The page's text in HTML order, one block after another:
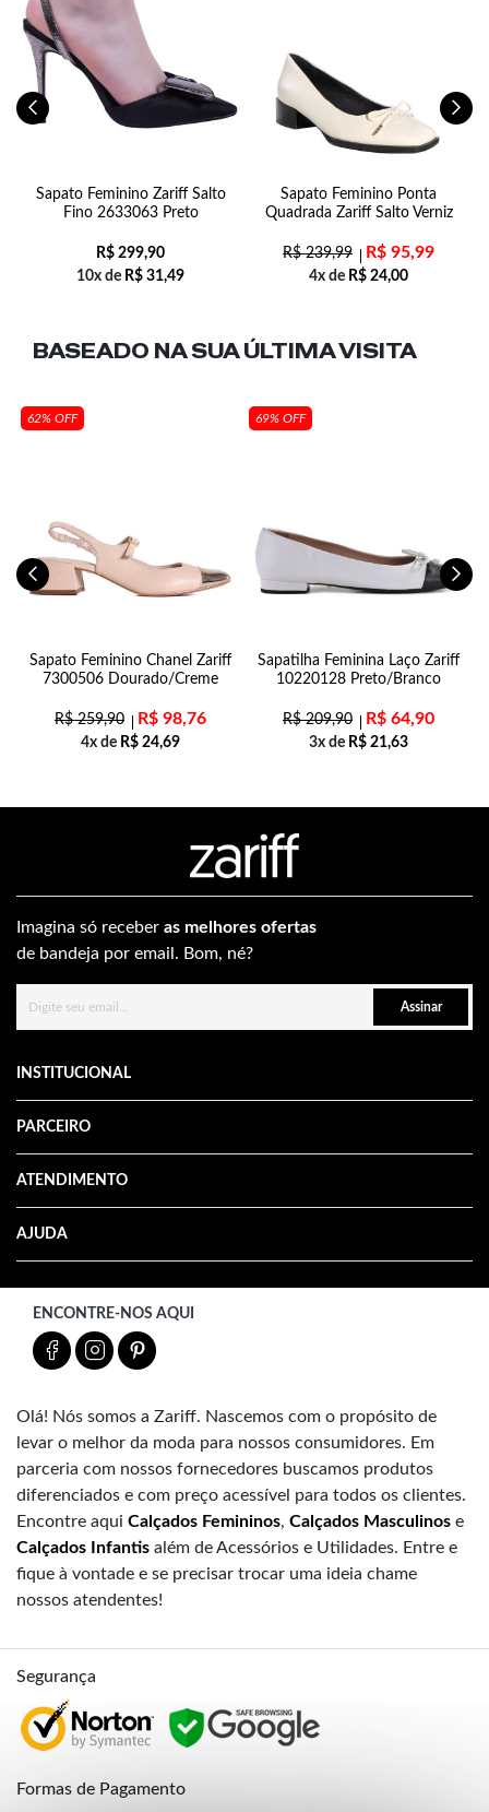
Sapato Feminino Zariff Salto
Fino 2633063 Preto
R$ 299,90
10x de R$ 31,49
Sapato Feminino Ponta
Quadrada Zariff Salto Verniz
R$239,99 R$ 95,99
4x de R$ 24,00
BASEADO NA SUAÚLTIMA VISITA
62% OFF
Sapato Feminino Chanel Zariff
7300506 Dourado/Creme
R$259,90 R$ 98,76
4x de R$ 24,69
69% OFF
Sapatilha Feminina Laço Zariff
10220128 Preto/Branco
R$209,90 R$ 64,90
3x de R$ 21,63
Imagina só receber as melhores ofertas
de bandeja por email. Bom, né?
Assinar
INSTITUCIONAL
PARCEIRO
ATENDIMENTO
AJUDA
ENCONTRE-NOS AQUI
Olá! Nós somos a Zariff. Nascemos com o propósito de
levar o melhor da moda para nossos consumidores. Em
parceria com nossos fornecedores buscamos produtos
diferenciados e com preço acessível para todos os clientes.
Encontre aqui Calçados Femininos, Calçados Masculinos e
Calçados Infantis além de Acessórios e Utilidades. Entre e
fique à vontade e se precisar trocar uma ideia chame
nossos atendentes!
Segurança
Formas de Pagamento